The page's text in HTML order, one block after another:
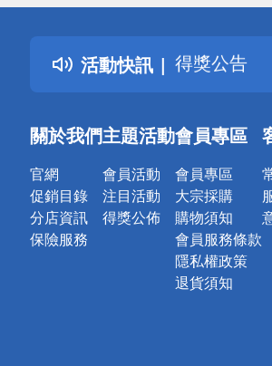
活動快訊
詐騙網頁！
得獎公告
熱門話題
銀行優惠
詐騙網頁！
關於我們
官網
促銷目錄
分店資訊
保險服務
主題活動
會員活動
注目活動
得獎公佈
會員專區
會員專區
大宗採購
購物須知
會員服務條款
隱私權政策
退貨須知